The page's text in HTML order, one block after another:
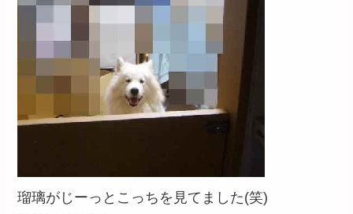
瑠璃がじーっとこっちを見てました(笑)